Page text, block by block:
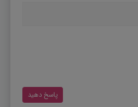
پاسخ دهید